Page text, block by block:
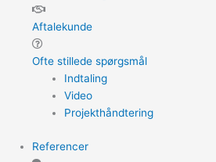
Aftalekunde
Ofte stillede spørgsmål
Indtaling
Video
Projekthåndtering
Referencer